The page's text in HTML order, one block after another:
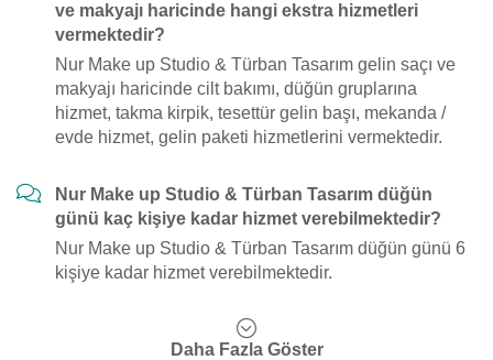
ve makyajı haricinde hangi ekstra hizmetleri
vermektedir?
Nur Make up Studio & Türban Tasarım gelin saçı ve
makyajı haricinde cilt bakımı, düğün gruplarına
hizmet, takma kirpik, tesettür gelin başı, mekanda /
evde hizmet, gelin paketi hizmetlerini vermektedir.
Nur Make up Studio & Türban Tasarım düğün
günü kaç kişiye kadar hizmet verebilmektedir?
Nur Make up Studio & Türban Tasarım düğün günü 6
kişiye kadar hizmet verebilmektedir.
Daha Fazla Göster